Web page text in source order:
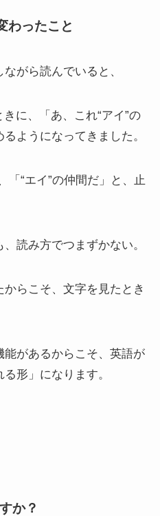
わったこと
がら読んでいると、
に、「あ、これ“アイ”の
ようになってきました。
「“エイ”の仲間だ」と、止
読み方でつまずかない。
らこそ、文字を見たとき
能があるからこそ、英語が
形」になります。
か？